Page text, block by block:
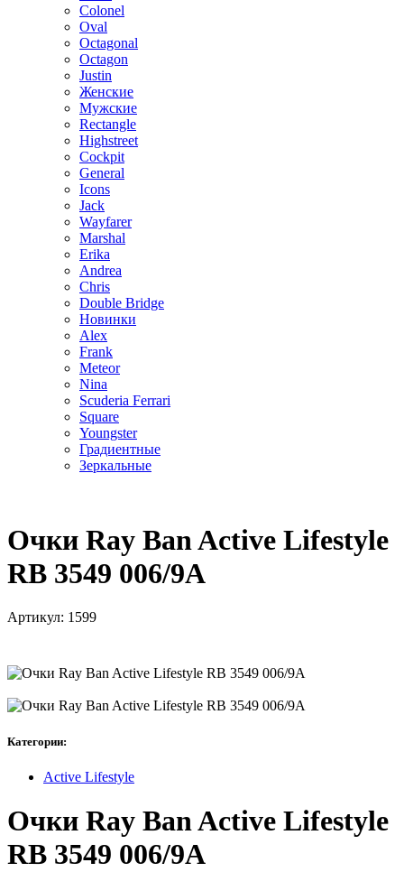
Colonel
Oval
Octagonal
Octagon
Justin
Женские
Мужские
Rectangle
Highstreet
Cockpit
General
Icons
Jack
Wayfarer
Marshal
Erika
Andrea
Chris
Double Bridge
Новинки
Alex
Frank
Meteor
Nina
Scuderia Ferrari
Square
Youngster
Градиентные
Зеркальные
Очки Ray Ban Active Lifestyle
RB 3549 006/9A
Артикул: 1599
Категории:
Active Lifestyle
Очки Ray Ban Active Lifestyle
RB 3549 006/9A